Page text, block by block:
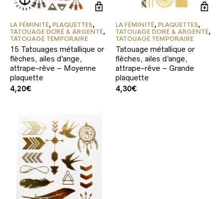
LA FÉMINITÉ, PLAQUETTES,
TATOUAGE DORÉ & ARGENTÉ,
TATOUAGE TEMPORAIRE
15 Tatouages métallique or
flèches, ailes d’ange,
attrape-rêve – Moyenne
plaquette
4,20€
LA FÉMINITÉ, PLAQUETTES,
TATOUAGE DORÉ & ARGENTÉ,
TATOUAGE TEMPORAIRE
Tatouage métallique or
flèches, ailes d’ange,
attrape-rêve – Grande
plaquette
4,30€